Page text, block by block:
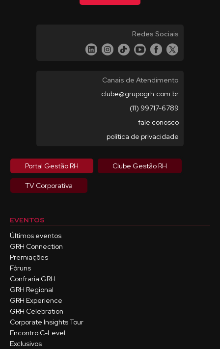
Redes Sociais
Canais de Atendimento
clube@grupogrh.com.br
(11) 99717-6789
fale conosco
política de privacidade
Portal Gestão RH Clube Gestão RH
TV Corporativa
EVENTOS
Últimos eventos
GRH Connection
Premiações
Fóruns
Confraria GRH
GRH Regional
GRH Experience
GRH Celebration
Corporate Insights Tour
Encontro C-Level
Exclusivos